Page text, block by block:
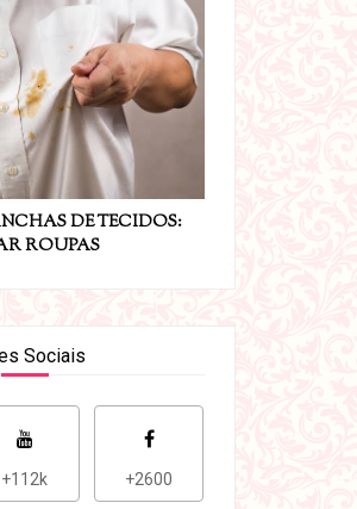
DE TECIDOS:
ROUPAS
Sociais
+112k +2600